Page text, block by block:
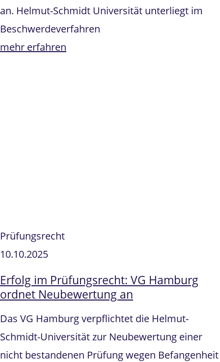
an. Helmut-Schmidt Universität unterliegt im
Beschwerdeverfahren
mehr erfahren
Prüfungsrecht
10.10.2025
Erfolg im Prüfungsrecht: VG Hamburg
ordnet Neubewertung an
Das VG Hamburg verpflichtet die Helmut-
Schmidt-Universität zur Neubewertung einer
nicht bestandenen Prüfung wegen Befangenheit